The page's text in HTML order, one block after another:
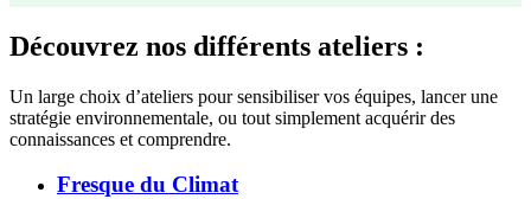
Découvrez nos différents ateliers :
Un large choix d’ateliers pour sensibiliser vos équipes, lancer une
stratégie environnementale, ou tout simplement acquérir des
connaissances et comprendre.
Fresque du Climat